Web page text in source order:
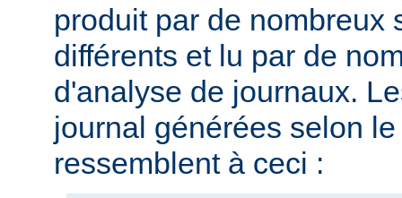
produit par de nombreux
différents et lu par de
d'analyse de journaux.
journal générées selon
ressemblent à ceci :